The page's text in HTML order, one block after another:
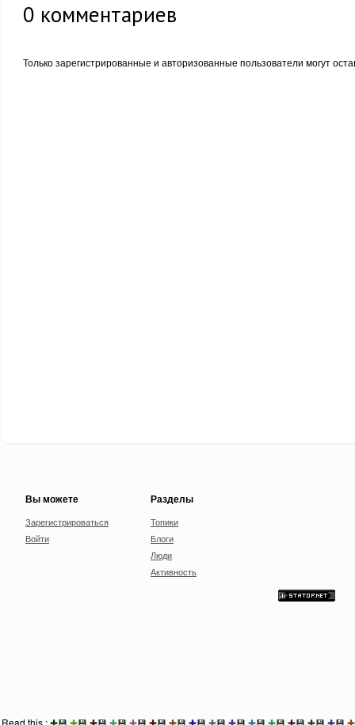
0 комментариев
Только зарегистрированные и авторизованные пользователи могут
Вы можете
Зарегистрироваться
Войти
Разделы
Топики
Блоги
Люди
Активность
Read this :✚💾 ✚💾 ✚💾 ✚💾 ✚💾 ✚💾 ✚💾 ✚💾 ✚💾 ✚💾 ✚💾 ✚💾 ✚💾 ✚💾 ✚💾 ✚